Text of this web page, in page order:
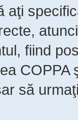
aţi
fiind
să